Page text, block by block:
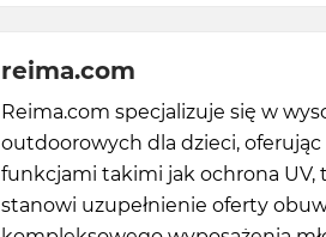
reima.com
Reima.com specjalizuje się w
outdoorowych dla dzieci,
funkcjami takimi jak ochrona
stanowi uzupełnienie oferty